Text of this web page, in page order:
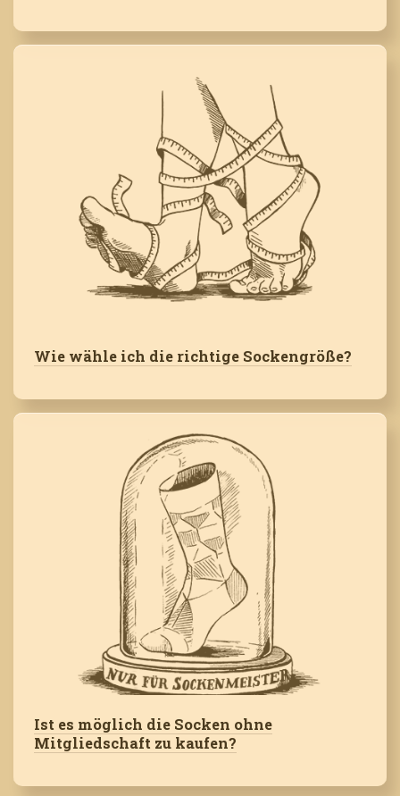
Wie wähle ich die richtige Sockengröße?
Ist es möglich die Socken ohne
Mitgliedschaft zu kaufen?